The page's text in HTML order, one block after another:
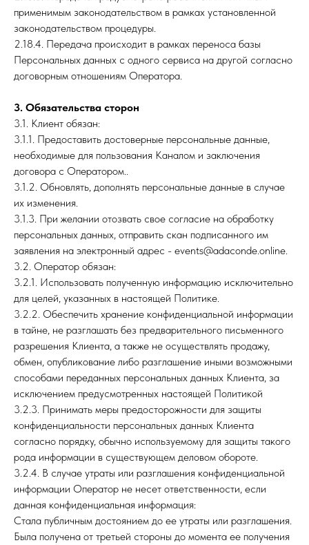
применимым законодательством в рамках установленной
законодательством процедуры.
2.18.4. Передача происходит в рамках переноса базы
Персональных данных с одного сервиса на другой согласно
договорным отношениям Оператора.
3. Обязательства сторон
3.1. Клиент обязан:
3.1.1. Предоставить достоверные персональные данные,
необходимые для пользования Каналом и заключения
договора с Оператором..
3.1.2. Обновлять, дополнять персональные данные в случае
их изменения.
3.1.3. При желании отозвать свое согласие на обработку
персональных данных, отправить скан подписанного им
заявления на электронный адрес - events@adaconde.online.
3.2. Оператор обязан:
3.2.1. Использовать полученную информацию исключительно
для целей, указанных в настоящей Политике.
3.2.2. Обеспечить хранение конфиденциальной информации
в тайне, не разглашать без предварительного письменного
разрешения Клиента, а также не осуществлять продажу,
обмен, опубликование либо разглашение иными возможными
способами переданных персональных данных Клиента, за
исключением предусмотренных настоящей Политикой
3.2.3. Принимать меры предосторожности для защиты
конфиденциальности персональных данных Клиента
согласно порядку, обычно используемому для защиты такого
рода информации в существующем деловом обороте.
3.2.4. В случае утраты или разглашения конфиденциальной
информации Оператор не несет ответственности, если
данная конфиденциальная информация:
Стала публичным достоянием до ее утраты или разглашения.
Была получена от третьей стороны до момента ее получения